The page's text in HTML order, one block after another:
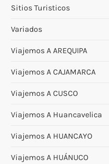
Sitios Turisticos
Variados
Viajemos A AREQUIPA
Viajemos A CAJAMARCA
Viajemos A CUSCO
Viajemos A Huancavelica
Viajemos A HUANCAYO
Viajemos A HUÁNUCO